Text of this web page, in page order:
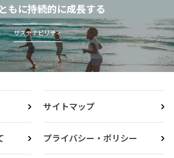
もに持続的に成長する
サステナビリティ
サイトマップ
プライバシー・ポリシー